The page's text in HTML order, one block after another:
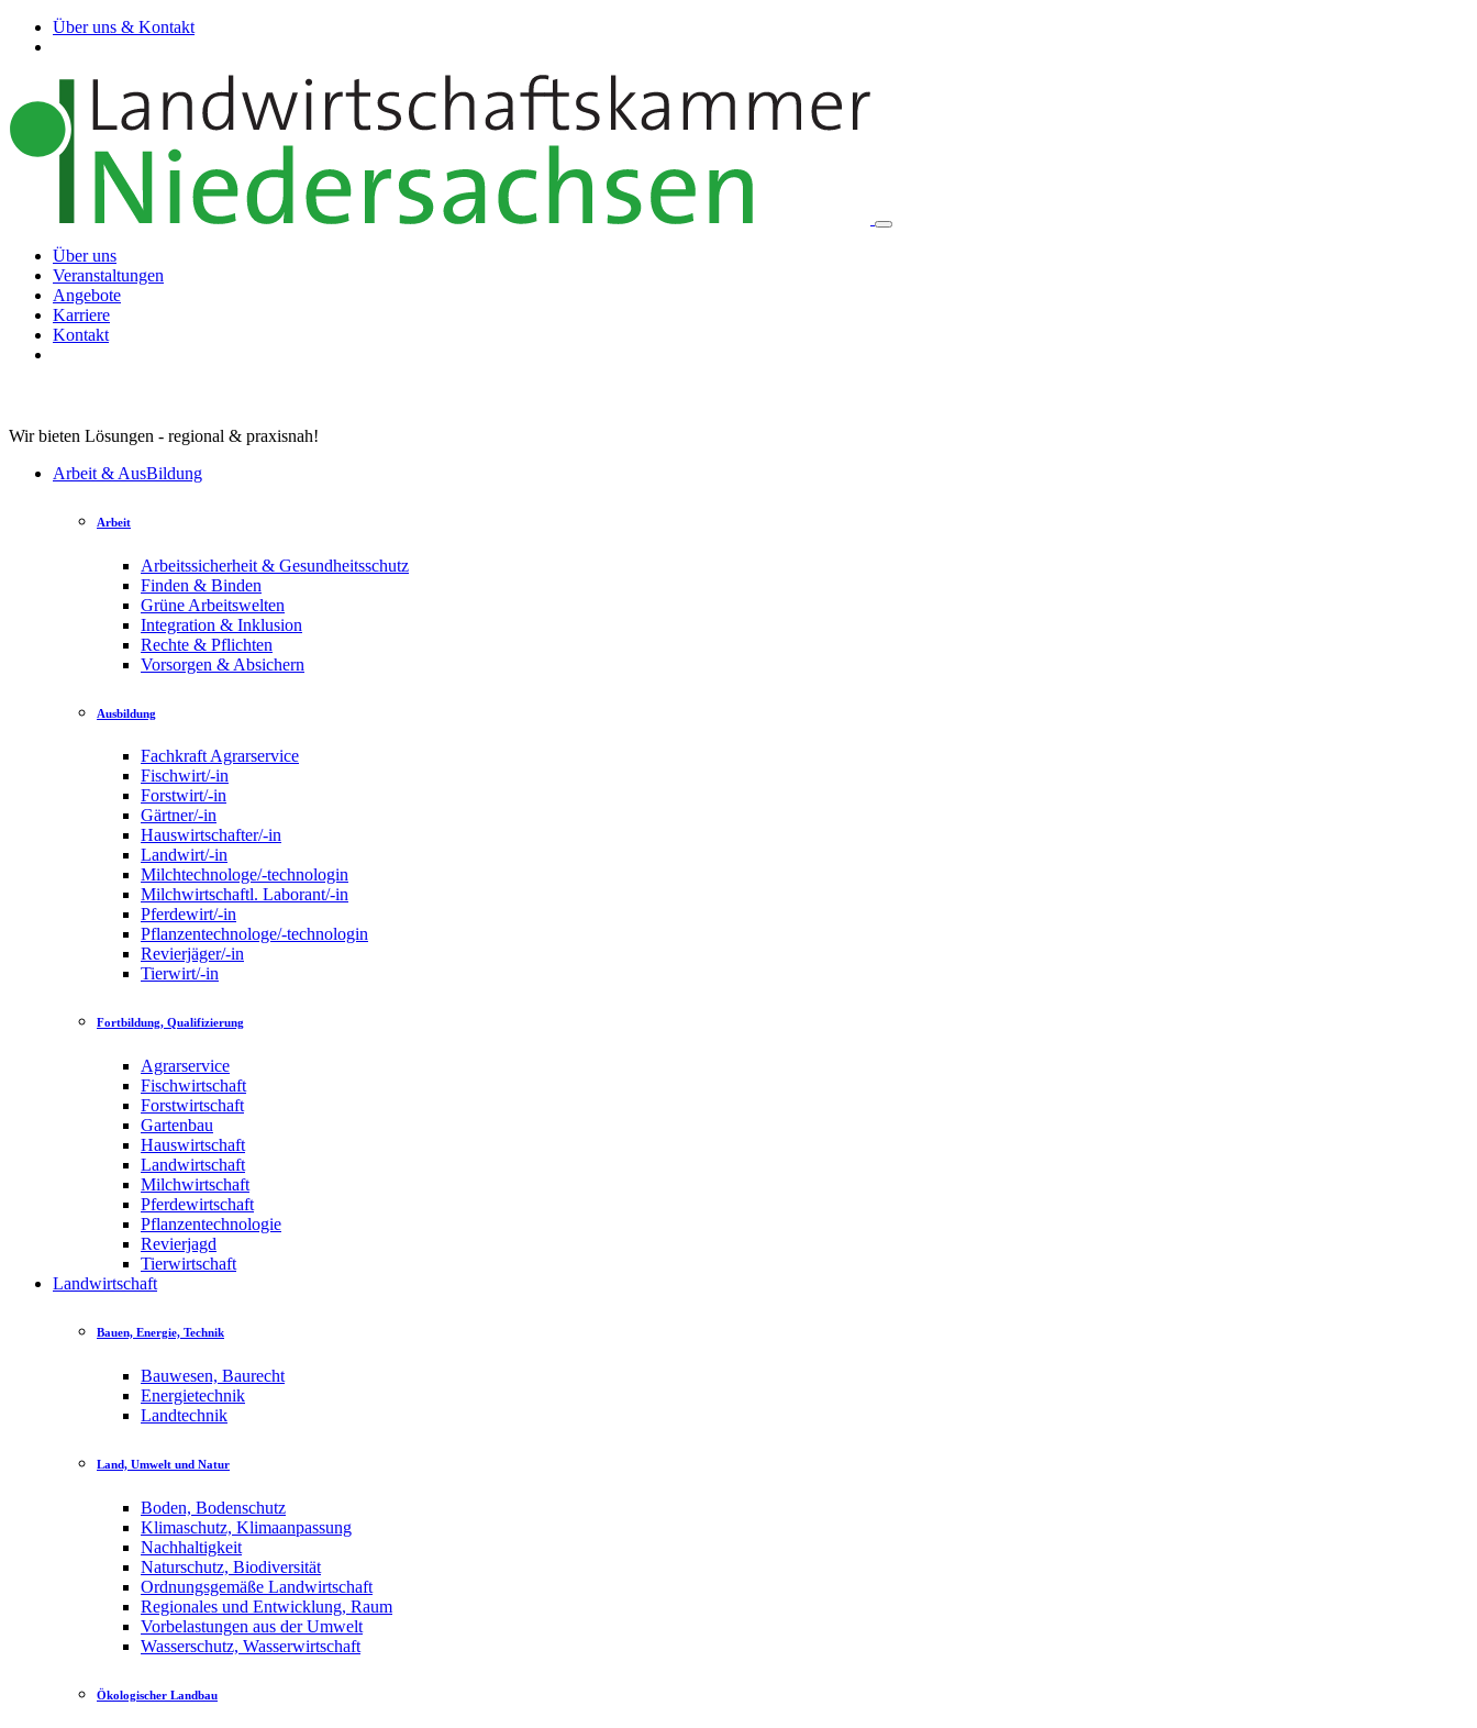
Über uns & Kontakt
Über uns
Veranstaltungen
Angebote
Karriere
Kontakt
Wir bieten Lösungen - regional & praxisnah!
Arbeit & AusBildung
Arbeit
Arbeitssicherheit & Gesundheitsschutz
Finden & Binden
Grüne Arbeitswelten
Integration & Inklusion
Rechte & Pflichten
Vorsorgen & Absichern
Ausbildung
Fachkraft Agrarservice
Fischwirt/-in
Forstwirt/-in
Gärtner/-in
Hauswirtschafter/-in
Landwirt/-in
Milchtechnologe/-technologin
Milchwirtschaftl. Laborant/-in
Pferdewirt/-in
Pflanzentechnologe/-technologin
Revierjäger/-in
Tierwirt/-in
Fortbildung, Qualifizierung
Agrarservice
Fischwirtschaft
Forstwirtschaft
Gartenbau
Hauswirtschaft
Landwirtschaft
Milchwirtschaft
Pferdewirtschaft
Pflanzentechnologie
Revierjagd
Tierwirtschaft
Landwirtschaft
Bauen, Energie, Technik
Bauwesen, Baurecht
Energietechnik
Landtechnik
Land, Umwelt und Natur
Boden, Bodenschutz
Klimaschutz, Klimaanpassung
Nachhaltigkeit
Naturschutz, Biodiversität
Ordnungsgemäße Landwirtschaft
Regionales und Entwicklung, Raum
Vorbelastungen aus der Umwelt
Wasserschutz, Wasserwirtschaft
Ökologischer Landbau